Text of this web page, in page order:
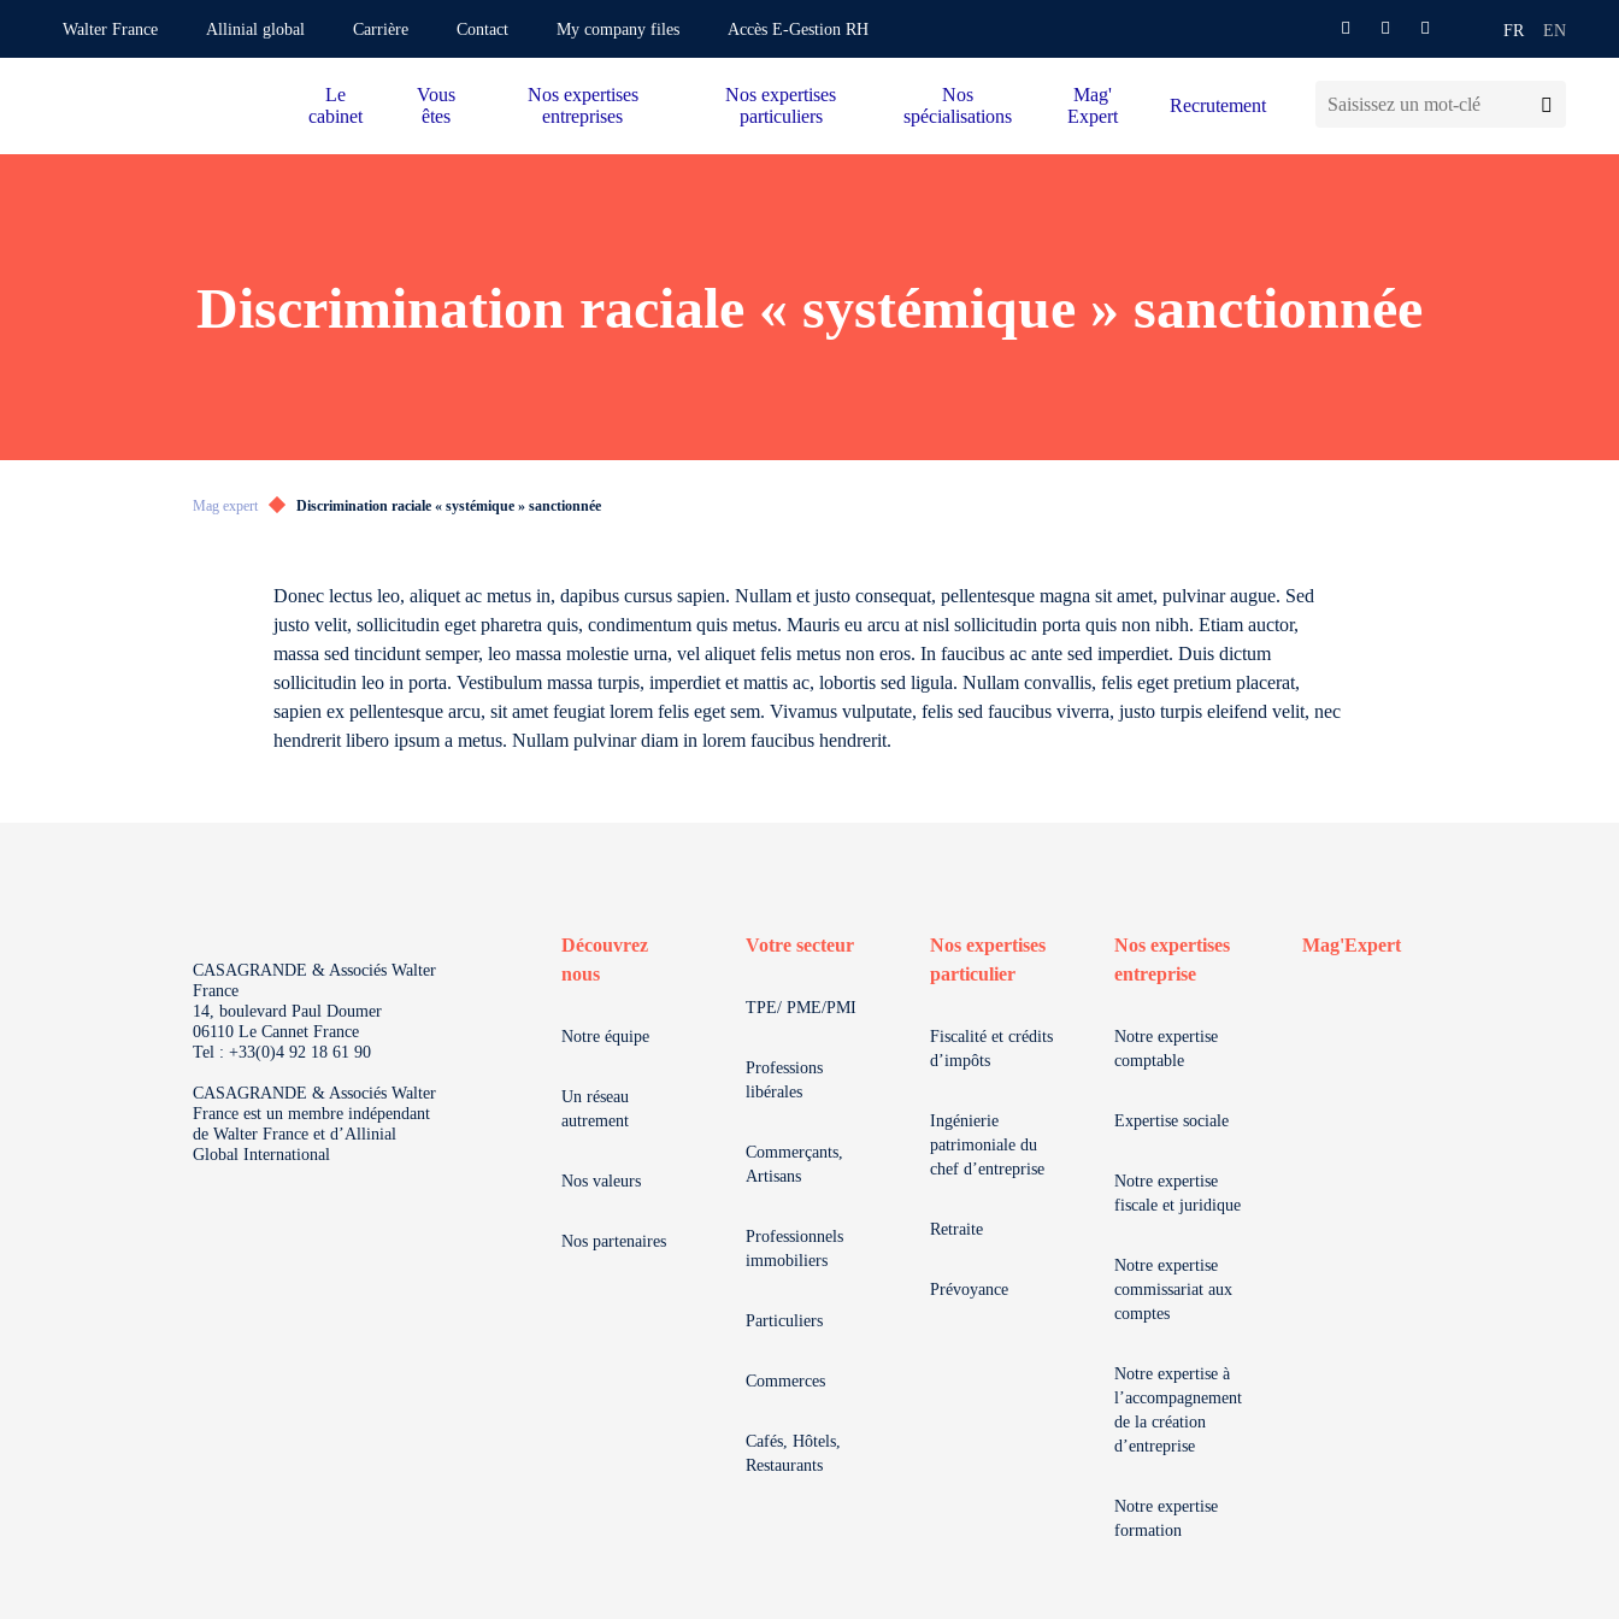
Walter France Allinial global Carrière Contact My company files Accès E-Gestion RH FR EN
Le
cabinet
Vous
êtes
Nos expertises
entreprises
Nos expertises
particuliers
Nos
spécialisations
Mag'
Expert
Recrutement
Discrimination raciale « systémique » sanctionnée
Mag expert Discrimination raciale « systémique » sanctionnée
Donec lectus leo, aliquet ac metus in, dapibus cursus sapien. Nullam et justo consequat, pellentesque magna sit amet, pulvinar augue. Sed
justo velit, sollicitudin eget pharetra quis, condimentum quis metus. Mauris eu arcu at nisl sollicitudin porta quis non nibh. Etiam auctor,
massa sed tincidunt semper, leo massa molestie urna, vel aliquet felis metus non eros. In faucibus ac ante sed imperdiet. Duis dictum
sollicitudin leo in porta. Vestibulum massa turpis, imperdiet et mattis ac, lobortis sed ligula. Nullam convallis, felis eget pretium placerat,
sapien ex pellentesque arcu, sit amet feugiat lorem felis eget sem. Vivamus vulputate, felis sed faucibus viverra, justo turpis eleifend velit, nec
hendrerit libero ipsum a metus. Nullam pulvinar diam in lorem faucibus hendrerit.
CASAGRANDE & Associés Walter
France
14, boulevard Paul Doumer
06110 Le Cannet France
Tel : +33(0)4 92 18 61 90
CASAGRANDE & Associés Walter
France est un membre indépendant
de Walter France et d’Allinial
Global International
Découvrez
nous
Notre équipe
Un réseau
autrement
Nos valeurs
Nos partenaires
Votre secteur
TPE/ PME/PMI
Professions
libérales
Commerçants,
Artisans
Professionnels
immobiliers
Particuliers
Commerces
Cafés, Hôtels,
Restaurants
Nos expertises
particulier
Fiscalité et crédits
d’impôts
Ingénierie
patrimoniale du
chef d’entreprise
Retraite
Prévoyance
Nos expertises
entreprise
Notre expertise
comptable
Expertise sociale
Notre expertise
fiscale et juridique
Notre expertise
commissariat aux
comptes
Notre expertise à
l’accompagnement
de la création
d’entreprise
Notre expertise
formation
Mag'Expert